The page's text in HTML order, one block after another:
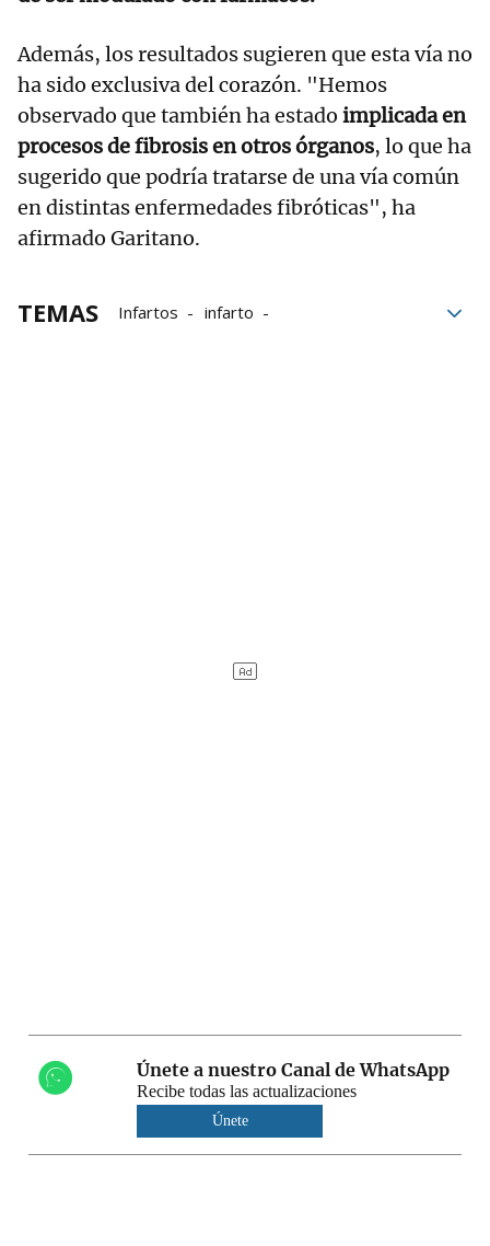
Además, los resultados sugieren que esta vía no
ha sido exclusiva del corazón. "Hemos
observado que también ha estado implicada en
procesos de fibrosis en otros órganos, lo que ha
sugerido que podría tratarse de una vía común
en distintas enfermedades fibróticas", ha
afirmado Garitano.
TEMAS Infartos
infarto
Únete a nuestro Canal de WhatsApp
Recibe todas las actualizaciones
Únete